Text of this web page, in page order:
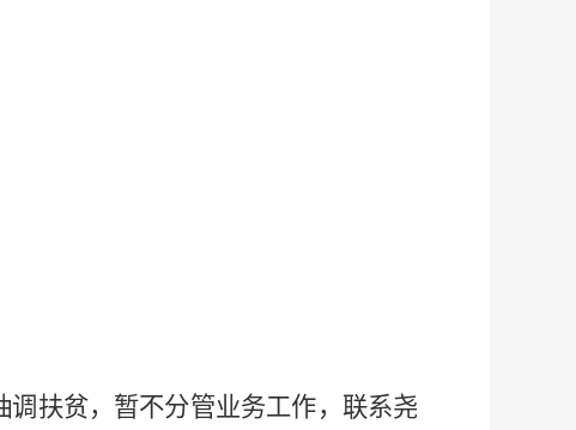
调扶贫，暂不分管业务工作，联系尧